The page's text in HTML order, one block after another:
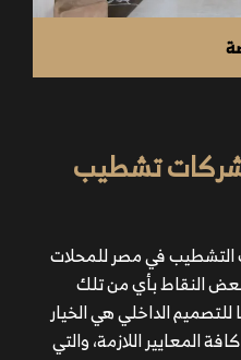
هوية العلامة التجارية
الخامات لضمان المتانة
مثالي للمساحة
التصميم إلى التشطيب
تناسب مختلف
شركات تشطيب
التشطيب في مصر للمحلات
النقاط بأي من تلك
الداخلي هي الخيار
المعايير اللازمة، والتي